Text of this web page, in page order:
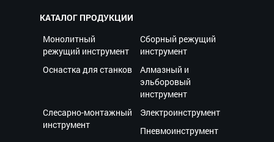
КАТАЛОГ ПРОДУКЦИИ
Монолитный
режущий инструмент
Сборный режущий
инструмент
Оснастка для станков
Алмазный и
эльборовый
инструмент
Слесарно-монтажный
инструмент
Электроинструмент
Пневмоинструмент